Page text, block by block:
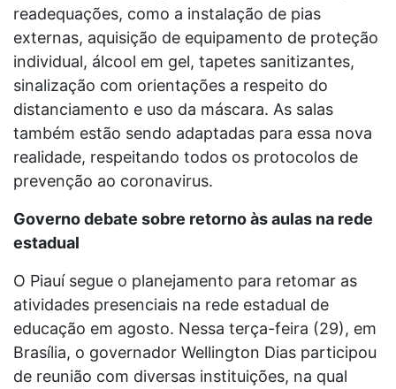
readequações, como a instalação de pias
externas, aquisição de equipamento de proteção
individual, álcool em gel, tapetes sanitizantes,
sinalização com orientações a respeito do
distanciamento e uso da máscara. As salas
também estão sendo adaptadas para essa nova
realidade, respeitando todos os protocolos de
prevenção ao coronavirus.
Governo debate sobre retorno às aulas na rede
estadual
O Piauí segue o planejamento para retomar as
atividades presenciais na rede estadual de
educação em agosto. Nessa terça-feira (29), em
Brasília, o governador Wellington Dias participou
de reunião com diversas instituições, na qual